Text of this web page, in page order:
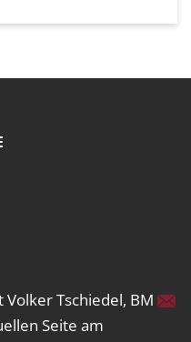
Tschiedel, BM
Seite am